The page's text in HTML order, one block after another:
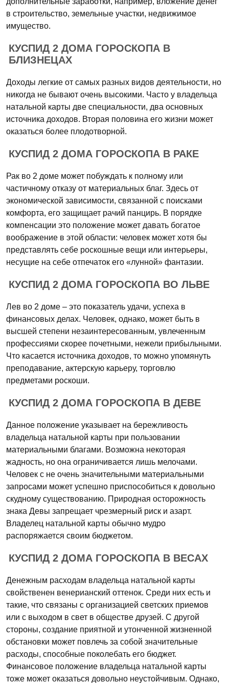
в строительство, земельные участки, недвижимое
имущество.
КУСПИД 2 ДОМА ГОРОСКОПА В
БЛИЗНЕЦАХ
Доходы легкие от самых разных видов деятельности, но
никогда не бывают очень высокими. Часто у владельца
натальной карты две специальности, два основных
источника доходов. Вторая половина его жизни может
оказаться более плодотворной.
КУСПИД 2 ДОМА ГОРОСКОПА В РАКЕ
Рак во 2 доме может побуждать к полному или
частичному отказу от материальных благ. Здесь от
экономической зависимости, связанной с поисками
комфорта, его защищает рачий панцирь. В порядке
компенсации это положение может давать богатое
воображение в этой области: человек может хотя бы
представлять себе роскошные вещи или интерьеры,
несущие на себе отпечаток его «лунной» фантазии.
КУСПИД 2 ДОМА ГОРОСКОПА ВО ЛЬВЕ
Лев во 2 доме – это показатель удачи, успеха в
финансовых делах. Человек, однако, может быть в
высшей степени незаинтересованным, увлеченным
профессиями скорее почетными, нежели прибыльными.
Что касается источника доходов, то можно упомянуть
преподавание, актерскую карьеру, торговлю
предметами роскоши.
КУСПИД 2 ДОМА ГОРОСКОПА В ДЕВЕ
Данное положение указывает на бережливость
владельца натальной карты при пользовании
материальными благами. Возможна некоторая
жадность, но она ограничивается лишь мелочами.
Человек с не очень значительными материальными
запросами может успешно приспособиться к довольно
скудному существованию. Природная осторожность
знака Девы запрещает чрезмерный риск и азарт.
Владелец натальной карты обычно мудро
распоряжается своим бюджетом.
КУСПИД 2 ДОМА ГОРОСКОПА В ВЕСАХ
Денежным расходам владельца натальной карты
свойственен венерианский оттенок. Среди них есть и
такие, что связаны с организацией светских приемов
или с выходом в свет в обществе друзей. С другой
стороны, создание приятной и утонченной жизненной
обстановки может повлечь за собой значительные
расходы, способные поколебать его бюджет.
Финансовое положение владельца натальной карты
тоже может оказаться довольно неустойчивым. Однако,